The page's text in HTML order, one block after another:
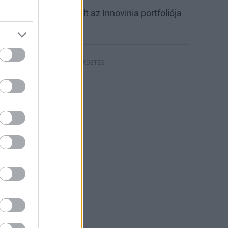
csarnokkal bővült az Innovinia portfoliója
HIRDETÉS